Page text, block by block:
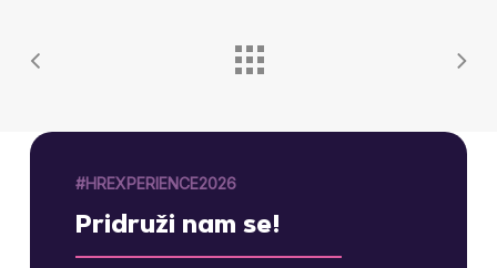
#HREXPERIENCE2026
Pridruži nam se!